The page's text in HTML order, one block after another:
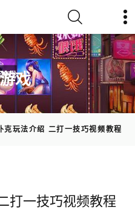
戏
克玩法介绍 二打一技巧视频教程
打一技巧视频教程